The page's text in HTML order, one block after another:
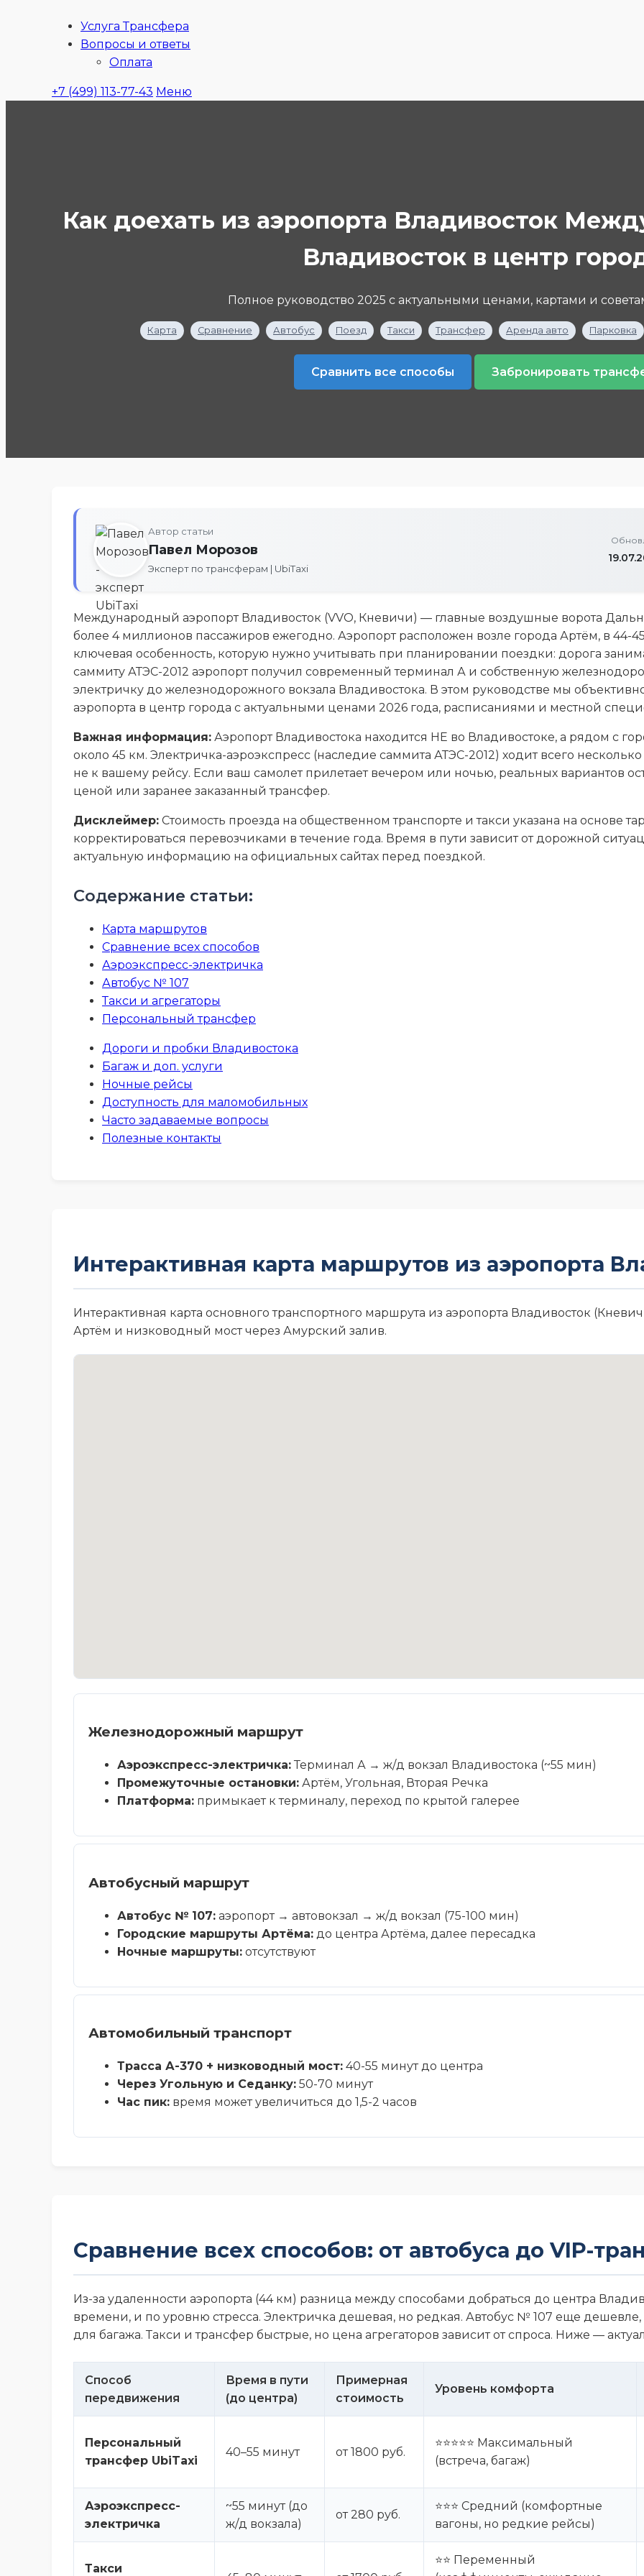
Ubitaxi
Услуга Трансфера
Вопросы и ответы
Оплата
+7 (499) 113-77-43 Меню
Как доехать из аэропорта Владивосток
Владивосток в центр
Полное руководство 2025 с актуальными ценами, картами и
Карта Сравнение Автобус Поезд Такси Трансфер Аренда авто Парковка
Сравнить все способы Забронировать
Автор статьи
Павел Морозов
Эксперт по трансферам | UbiTaxi
Международный аэропорт Владивосток (VVO, Кневичи) — главные воздушные ворота
более 4 миллионов пассажиров ежегодно. Аэропорт расположен возле города Артём, в 44-
ключевая особенность, которую нужно учитывать при планировании поездки: дорога
саммиту АТЭС-2012 аэропорт получил современный терминал А и собственную
электричку до железнодорожного вокзала Владивостока. В этом руководстве мы
аэропорта в центр города с актуальными ценами 2026 года, расписаниями и местной
Важная информация: Аэропорт Владивостока находится НЕ во Владивостоке, а рядом с
около 45 км. Электричка-аэроэкспресс (наследие саммита АТЭС-2012) ходит всего
не к вашему рейсу. Если ваш самолет прилетает вечером или ночью, реальных вариантов
ценой или заранее заказанный трансфер.
Дисклеймер: Стоимость проезда на общественном транспорте и такси указана на основе
корректироваться перевозчиками в течение года. Время в пути зависит от дорожной
актуальную информацию на официальных сайтах перед поездкой.
Содержание статьи:
Карта маршрутов
Сравнение всех способов
Аэроэкспресс-электричка
Автобус № 107
Такси и агрегаторы
Персональный трансфер
Дороги и пробки Владивостока
Багаж и доп. услуги
Ночные рейсы
Доступность для маломобильных
Часто задаваемые вопросы
Полезные контакты
Интерактивная карта маршрутов из аэропорта
Интерактивная карта основного транспортного маршрута из аэропорта Владивосток
Артём и низководный мост через Амурский залив.
Железнодорожный маршрут
Аэроэкспресс-электричка: Терминал А → ж/д вокзал Владивостока (~55 мин)
Промежуточные остановки: Артём, Угольная, Вторая Речка
Платформа: примыкает к терминалу, переход по крытой галерее
Автобусный маршрут
Автобус № 107: аэропорт → автовокзал → ж/д вокзал (75-100 мин)
Городские маршруты Артёма: до центра Артёма, далее пересадка
Ночные маршруты: отсутствуют
Автомобильный транспорт
Трасса А-370 + низководный мост: 40-55 минут до центра
Через Угольную и Седанку: 50-70 минут
Час пик: время может увеличиться до 1,5-2 часов
Сравнение всех способов: от автобуса до VIP-
Из-за удаленности аэропорта (44 км) разница между способами добраться до центра
времени, и по уровню стресса. Электричка дешевая, но редкая. Автобус № 107 еще
для багажа. Такси и трансфер быстрые, но цена агрегаторов зависит от спроса. Ниже —
Способ
передвижения
Время в пути
(до центра)
Примерная
стоимость
Уровень комфорта
Персональный
трансфер UbiTaxi
40–55 минут от 1800 руб.
⭐⭐⭐⭐⭐ Максимальный
(встреча, багаж)
Аэроэкспресс-
электричка
~55 минут (до
ж/д вокзала)
от 280 руб.
⭐⭐⭐ Средний (комфортные
вагоны, но редкие рейсы)
Такси
⭐⭐ Переменный